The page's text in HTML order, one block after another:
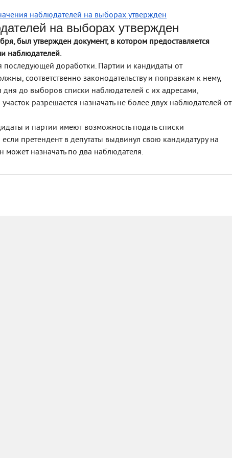
наблюдателей на выборах утвержден
на выборах утвержден
был утвержден документ, в котором предоставляется
наблюдателей.
последующей доработки. Партии и кандидаты от
соответственно законодательству и поправкам к нему,
дня до выборов списки наблюдателей с их адресами,
разрешается назначать не более двух наблюдателей от
и партии имеют возможность подать списки
претендент в депутаты выдвинул свою кандидатуру на
назначать по два наблюдателя.